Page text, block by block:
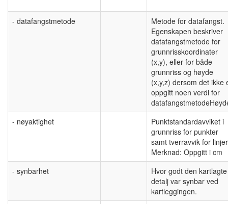
- datafangstmetode
Metode for datafangst.
Egenskapen beskriver
datafangstmetode for
grunnrisskoordinater
(x,y), eller for både
grunnriss og høyde
(x,y,z) dersom det ikke
oppgitt noen verdi for
- nøyaktighet
Punktstandardavviket i
grunnriss for punkter
samt tverravvik for
Merknad: Oppgitt i cm
- synbarhet
Hvor godt den kartlagte
detalj var synbar ved
kartleggingen.